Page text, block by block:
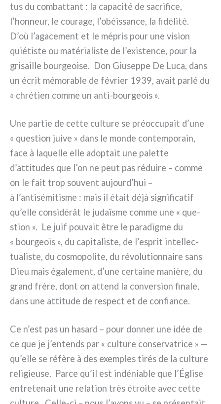
tus du com­bat­tant : la capa­ci­té de sacri­fi­ce,
l’honneur, le cou­ra­ge, l’obéissance, la fidé­li­té.
D’où l’agacement et le mépris pour une vision
quié­ti­ste ou maté­ria­li­ste de l’existence, pour la
gri­sail­le bour­geoi­se. Don Giuseppe De Luca, dans
un écrit mémo­ra­ble de février 1939, avait par­lé du
« chré­tien com­me un anti-bourgeois ».
Une par­tie de cet­te cul­tu­re se préoc­cu­pait d’une
« que­stion jui­ve » dans le mon­de con­tem­po­rain,
face à laquel­le elle adop­tait une palet­te
d’attitudes que l’on ne peut pas rédui­re – com­me
on le fait trop sou­vent aujourd’hui –
à l’antisémitisme : mais il était déjà signi­fi­ca­tif
qu’elle con­si­dé­rât le judaï­sme com­me une « que­
stion ». Le juif pou­vait être le para­dig­me du
« bour­geois », du capi­ta­li­ste, de l’esprit intel­lec­
tua­li­ste, du cosmo­po­li­te, du révo­lu­tion­nai­re sans
Dieu mais éga­le­ment, d’une cer­tai­ne maniè­re, du
grand frè­re, dont on attend la con­ver­sion fina­le,
dans une atti­tu­de de respect et de con­fian­ce.
Ce n’est pas un hasard – pour don­ner une idée de
ce que je j’entends par « cul­tu­re con­ser­va­tri­ce » —
qu’elle se réfè­re à des exem­ples tirés de la cul­tu­re
reli­gieu­se. Parce qu’il est indé­nia­ble que l’Église
entre­te­nait une rela­tion très étroi­te avec cet­te